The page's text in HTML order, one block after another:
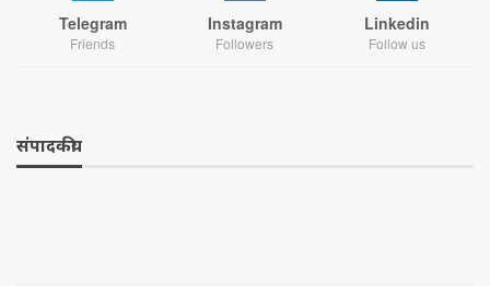
Telegram
Friends
Instagram
Followers
Linkedin
Follow us
संपादकीय